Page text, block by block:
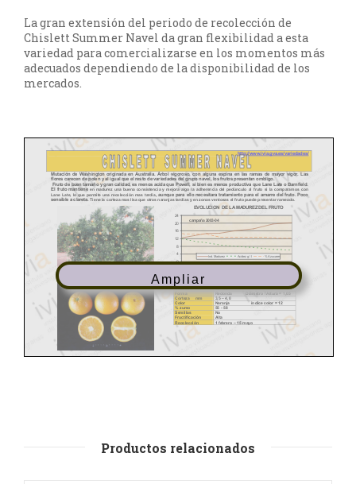
La gran extensión del periodo de recolección de
Chislett Summer Navel da gran flexibilidad a esta
variedad para comercializarse en los momentos más
adecuados dependiendo de la disponibilidad de los
mercados.
Ampliar
Productos relacionados